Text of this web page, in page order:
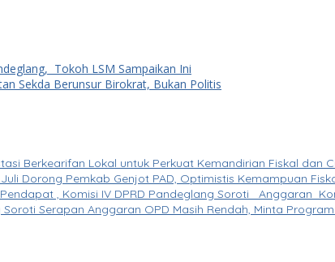
Tokoh LSM Sampaikan Ini
Sekda Berunsur Birokrat, Bukan Politis
Berkearifan Lokal untuk Perkuat Kemandirian Fiskal dan
Dorong Pemkab Genjot PAD, Optimistis Kemampuan
, Komisi IV DPRD Pandeglang Soroti Anggaran
Soroti Serapan Anggaran OPD Masih Rendah, Minta